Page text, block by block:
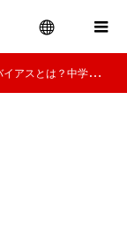
menu
？中学生でもわかる解説と見抜き方